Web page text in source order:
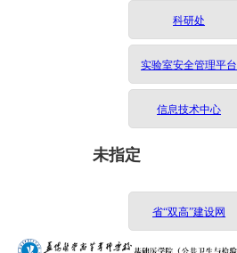
科研处
实验室安全管理平台
信息技术中心
未指定
省“双高”建设网